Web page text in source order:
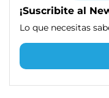
¡Suscribite al
Lo que necesitas